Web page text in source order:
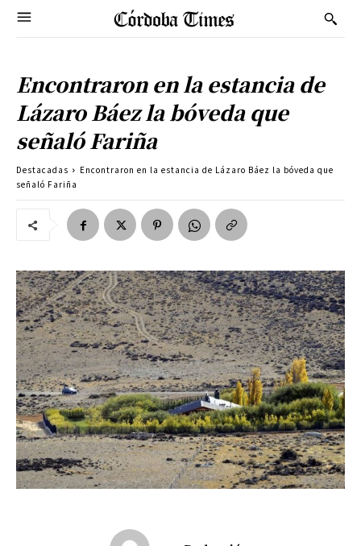
Encontraron en la estancia de
Lázaro Báez la bóveda que
señaló Fariña
Destacadas
Encontraron en la estancia de Lázaro Báez la bóveda que
señaló Fariña